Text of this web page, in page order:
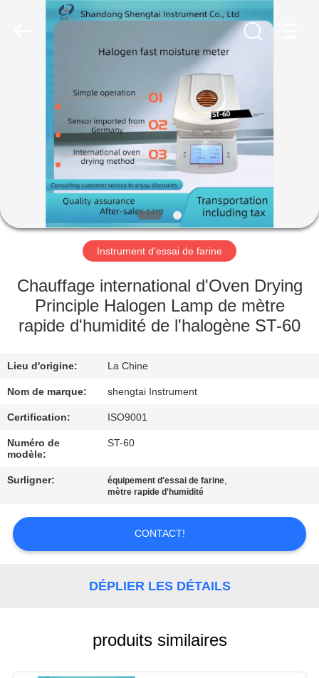
PRODUITS
SUJET
DE
NOUS
VISITE
D'USINE
DE
QUALITÉ
CONTACTEZ-
NOUS
CITATION
Instrument d'essai de farine
Chauffage international d'Oven Drying
Principle Halogen Lamp de mètre
rapide d'humidité de l'halogène ST-60
Lieu d'origine: La Chine
Nom de marque: shengtai Instrument
Certification: ISO9001
Numéro de
modèle:
ST-60
Surligner: équipement d'essai de farine,
mètre rapide d'humidité
CONTACT!
DÉPLIER LES DÉTAILS
produits similaires